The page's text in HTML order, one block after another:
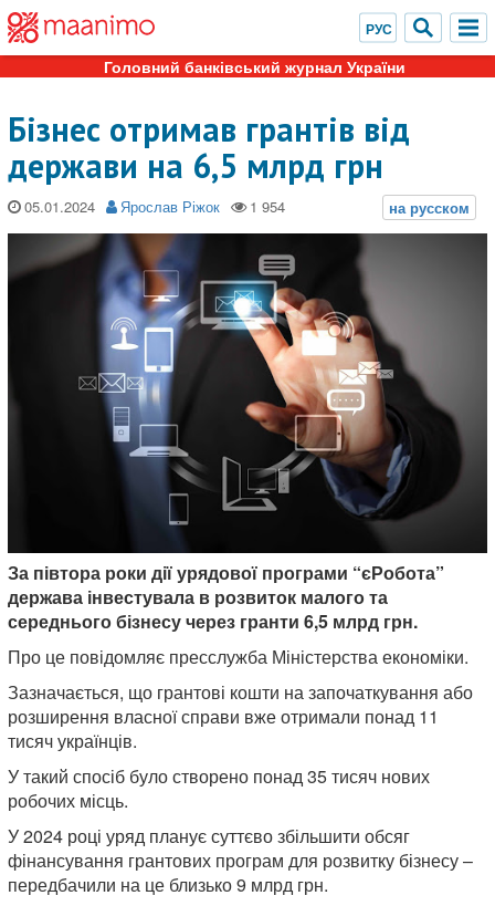
Головний банківський журнал України
Бізнес отримав грантів від
держави на 6,5 млрд грн
05.01.2024 Ярослав Ріжок
За півтора роки дії урядової програми “єРобота”
держава інвестувала в розвиток малого та
середнього бізнесу через гранти 6,5 млрд грн.
Про це повідомляє пресслужба Міністерства економіки.
Зазначається, що грантові кошти на започаткування або
розширення власної справи вже отримали понад 11
тисяч українців.
У такий спосіб було створено понад 35 тисяч нових
робочих місць.
У 2024 році уряд планує суттєво збільшити обсяг
фінансування грантових програм для розвитку бізнесу –
передбачили на це близько 9 млрд грн.